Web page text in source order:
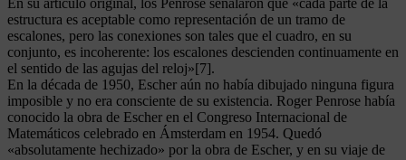
estructura es aceptable como representación de un tramo de
escalones, pero las conexiones son tales que el cuadro, en su
conjunto, es incoherente: los escalones descienden continuamente en
el sentido de las agujas del reloj»[7].
En la década de 1950, Escher aún no había dibujado ninguna figura
imposible y no era consciente de su existencia. Roger Penrose había
conocido la obra de Escher en el Congreso Internacional de
Matemáticos celebrado en Ámsterdam en 1954. Quedó
«absolutamente hechizado» por la obra de Escher, y en su viaje de